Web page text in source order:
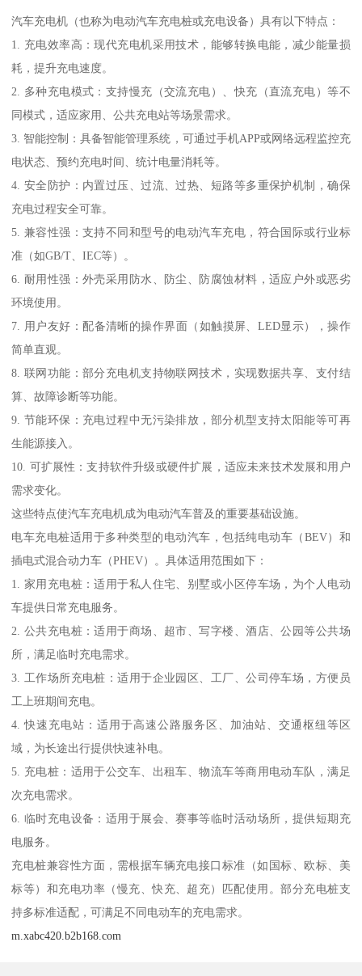
汽车充电机（也称为电动汽车充电桩或充电设备）具有以下特点：
1. 充电效率高：现代充电机采用技术，能够转换电能，减少能量损
耗，提升充电速度。
2. 多种充电模式：支持慢充（交流充电）、快充（直流充电）等不
同模式，适应家用、公共充电站等场景需求。
3. 智能控制：具备智能管理系统，可通过手机APP或网络远程监控充
电状态、预约充电时间、统计电量消耗等。
4. 安全防护：内置过压、过流、过热、短路等多重保护机制，确保
充电过程安全可靠。
5. 兼容性强：支持不同和型号的电动汽车充电，符合国际或行业标
准（如GB/T、IEC等）。
6. 耐用性强：外壳采用防水、防尘、防腐蚀材料，适应户外或恶劣
环境使用。
7. 用户友好：配备清晰的操作界面（如触摸屏、LED显示），操作
简单直观。
8. 联网功能：部分充电机支持物联网技术，实现数据共享、支付结
算、故障诊断等功能。
9. 节能环保：充电过程中无污染排放，部分机型支持太阳能等可再
生能源接入。
10. 可扩展性：支持软件升级或硬件扩展，适应未来技术发展和用户
需求变化。
这些特点使汽车充电机成为电动汽车普及的重要基础设施。
电车充电桩适用于多种类型的电动汽车，包括纯电动车（BEV）和
插电式混合动力车（PHEV）。具体适用范围如下：
1. 家用充电桩：适用于私人住宅、别墅或小区停车场，为个人电动
车提供日常充电服务。
2. 公共充电桩：适用于商场、超市、写字楼、酒店、公园等公共场
所，满足临时充电需求。
3. 工作场所充电桩：适用于企业园区、工厂、公司停车场，方便员
工上班期间充电。
4. 快速充电站：适用于高速公路服务区、加油站、交通枢纽等区
域，为长途出行提供快速补电。
5. 充电桩：适用于公交车、出租车、物流车等商用电动车队，满足
次充电需求。
6. 临时充电设备：适用于展会、赛事等临时活动场所，提供短期充
电服务。
充电桩兼容性方面，需根据车辆充电接口标准（如国标、欧标、美
标等）和充电功率（慢充、快充、超充）匹配使用。部分充电桩支
持多标准适配，可满足不同电动车的充电需求。
m.xabc420.b2b168.com